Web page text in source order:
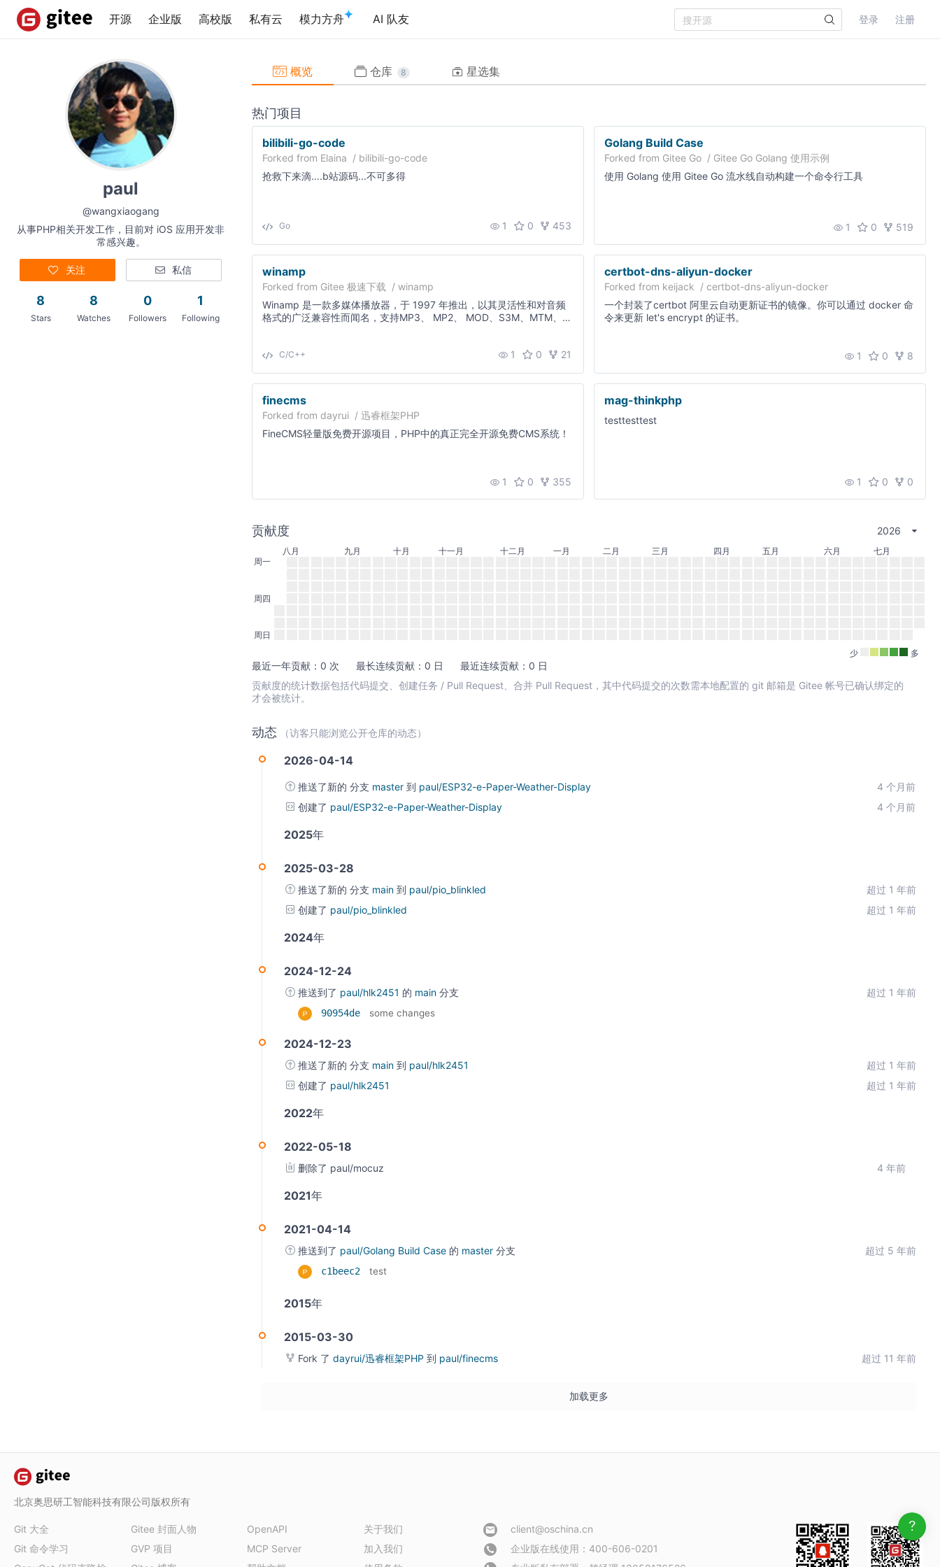
开源 企业版 高校版 私有云 模力方舟 AI 队友 登录 注册
paul
@wangxiaogang
从事PHP相关开发工作，目前对 iOS 应用开发非
常感兴趣。
关注 私信
8
Stars
8
Watches
0
Followers
1
Following
概览 仓库 8 星选集
热门项目
bilibili-go-code
Forked from Elaina / bilibili-go-code
抢救下来滴....b站源码...不可多得
Go 1 0 453
Golang Build Case
Forked from Gitee Go / Gitee Go Golang 使用示例
使用 Golang 使用 Gitee Go 流水线自动构建一个命令行工具
1 0 519
winamp
Forked from Gitee 极速下载 /winamp
Winamp 是一款多媒体播放器，于 1997 年推出，以其灵活性和对音频
格式的广泛兼容性而闻名，支持MP3、 MP2、 MOD、S3M、MTM、
C/C++ 1 0 21
certbot-dns-aliyun-docker
Forked from keijack /certbot-dns-aliyun-docker
一个封装了certbot 阿里云自动更新证书的镜像。你可以通过 docker 命
令来更新 let's encrypt 的证书。
1 0 8
finecms
Forked from dayrui /迅睿框架PHP
FineCMS轻量版免费开源项目，PHP中的真正完全开源免费CMS系统！
1 0 355
mag-thinkphp
testtesttest
1 0 0
贡献度 2026
周一
周四
周日
八月 九月 十月 十一月 十二月 一月 二月 三月 四月 五月 六月 七月
少 多
最近一年贡献：0 次 最长连续贡献：0 日
最近连续贡献：0 日
贡献度的统计数据包括代码提交、创建任务 / Pull Request、合并 Pull Request，其中代码提交的次数需本地配置的 git 邮箱是 Gitee 帐号已确认绑定的
才会被统计。
动态 （访客只能浏览公开仓库的动态）
2026-04-14
推送了新的分支 master到 paul/ESP32-e-Paper-Weather-Display
4 个月前
创建了 paul/ESP32-e-Paper-Weather-Display 4 个月前
2025年
2025-03-28
推送了新的分支 main到 paul/pio_blinkled
超过 1 年前
创建了 paul/pio_blinkled 超过 1 年前
2024年
2024-12-24
推送到了 paul/hlk2451 的 main分支 超过 1 年前
90954de some changes
2024-12-23
推送了新的分支 main到 paul/hlk2451
超过 1 年前
创建了 paul/hlk2451 超过 1 年前
2022年
2022-05-18
删除了 paul/mocuz 4 年前
2021年
2021-04-14
推送到了 paul/Golang Build Case 的 master分支 超过 5 年前
c1beec2 test
2015年
2015-03-30
Fork 了 dayrui/迅睿框架PHP到 paul/finecms 超过 11 年前
加载更多
北京奥思研工智能科技有限公司版权所有
Git 大全
Git 命令学习
Gitee 封面人物
GVP 项目
OpenAPI
MCP Server
关于我们
加入我们
client@oschina.cn
企业版在线使用：400-606-0201